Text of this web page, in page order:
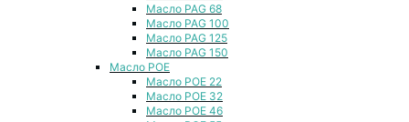
Масло PAG 68
Масло PAG 100
Масло PAG 125
Масло PAG 150
Масло POE
Масло POE 22
Масло POE 32
Масло POE 46